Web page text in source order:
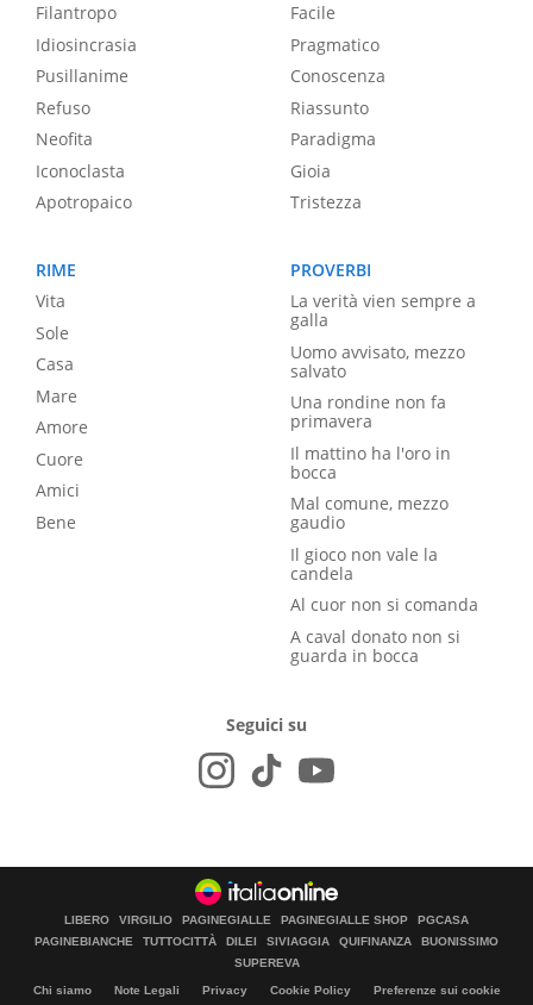
Filantropo
Idiosincrasia
Pusillanime
Refuso
Neofita
Iconoclasta
Apotropaico
Facile
Pragmatico
Conoscenza
Riassunto
Paradigma
Gioia
Tristezza
RIME
Vita
Sole
Casa
Mare
Amore
Cuore
Amici
Bene
PROVERBI
La verità vien sempre a
galla
Uomo avvisato, mezzo
salvato
Una rondine non fa
primavera
Il mattino ha l'oro in
bocca
Mal comune, mezzo
gaudio
Il gioco non vale la
candela
Al cuor non si comanda
A caval donato non si
guarda in bocca
Seguici su
LIBERO VIRGILIO PAGINEGIALLE PAGINEGIALLE SHOP
PGCASA
PAGINEBIANCHE
TUTTOCITTÀ DILEI SIVIAGGIA QUIFINANZA
BUONISSIMO
SUPEREVA
Chi siamo Note Legali Privacy Cookie Policy
Preferenze sui cookie